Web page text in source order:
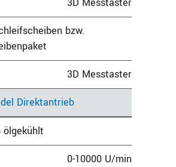
3D Messtaster
bzw.
3D Messtaster
Direktantrieb
ölgekühlt
0-10000 U/min